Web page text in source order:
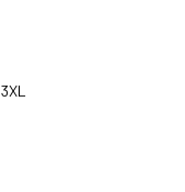
3XL